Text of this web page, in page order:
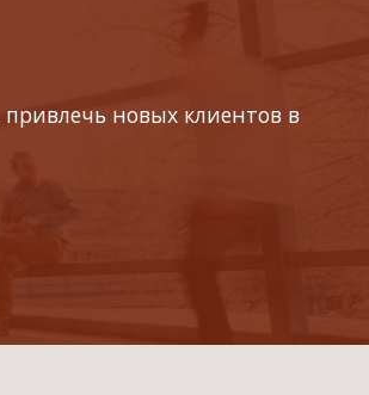
новых клиентов в